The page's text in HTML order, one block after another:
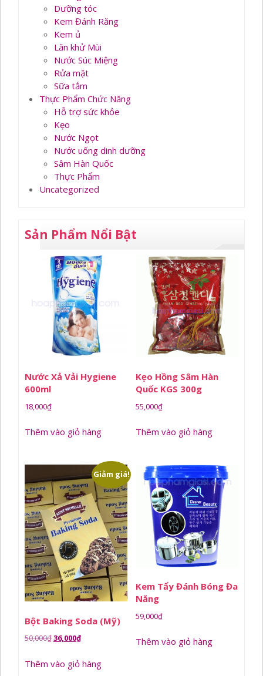
Dưỡng tóc
Kem Đánh Răng
Kem ủ
Lăn khử Mùi
Nước Súc Miệng
Rửa mặt
Sữa tắm
Thực Phẩm Chức Năng
Hỗ trợ sức khỏe
Kẹo
Nước Ngọt
Nước uống dinh dưỡng
Sâm Hàn Quốc
Thực Phẩm
Uncategorized
Sản Phẩm Nổi Bật
Nước Xả Vải Hygiene
600ml
18,000₫
Thêm vào giỏ hàng
Kẹo Hồng Sâm Hàn
Quốc KGS 300g
55,000₫
Thêm vào giỏ hàng
Giảm giá!
Bột Baking Soda (Mỹ)
50,000₫Giá
là:
36,000₫Giá
tại
Thêm vào giỏ hàng
Kem Tẩy Đánh Bóng Đa
Năng
59,000₫
Thêm vào giỏ hàng